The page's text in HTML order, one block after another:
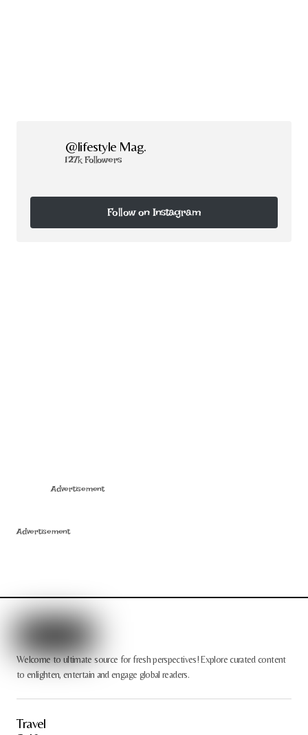
@lifestyle Mag.
127k Followers
Follow on Instagram
Follow on Instagram
Advertisement
Advertisement
Welcome to ultimate source for fresh perspectives! Explore curated content
to enlighten, entertain and engage global readers.
Travel